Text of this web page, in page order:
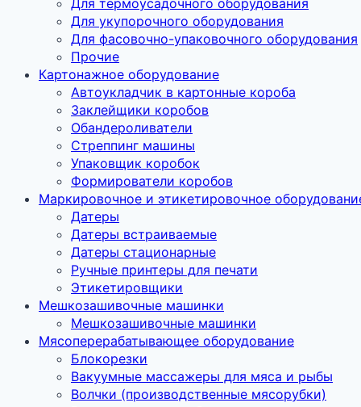
Для термоусадочного оборудования
Для укупорочного оборудования
Для фасовочно-упаковочного оборудования
Прочие
Картонажное оборудование
Автоукладчик в картонные короба
Заклейщики коробов
Обандероливатели
Стреппинг машины
Упаковщик коробок
Формирователи коробов
Маркировочное и этикетировочное
Датеры
Датеры встраиваемые
Датеры стационарные
Ручные принтеры для печати
Этикетировщики
Мешкозашивочные машинки
Мешкозашивочные машинки
Мясоперерабатывающее оборудование
Блокорезки
Вакуумные массажеры для мяса и рыбы
Волчки (производственные мясорубки)